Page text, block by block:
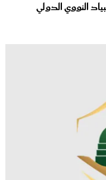
النووي الدولي